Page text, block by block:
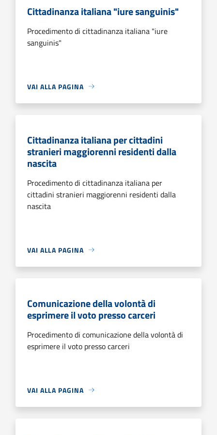
Cittadinanza italiana "iure sanguinis"
Procedimento di cittadinanza italiana "iure
sanguinis"
VAI ALLA PAGINA
Cittadinanza italiana per cittadini
stranieri maggiorenni residenti dalla
nascita
Procedimento di cittadinanza italiana per
cittadini stranieri maggiorenni residenti dalla
nascita
VAI ALLA PAGINA
Comunicazione della volontà di
esprimere il voto presso carceri
Procedimento di comunicazione della volontà di
esprimere il voto presso carceri
VAI ALLA PAGINA